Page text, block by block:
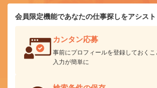
会員限定機能であなたの仕事探しをアシスト
カンタン応募
事前にプロフィールを登録しておく
入力が簡単に